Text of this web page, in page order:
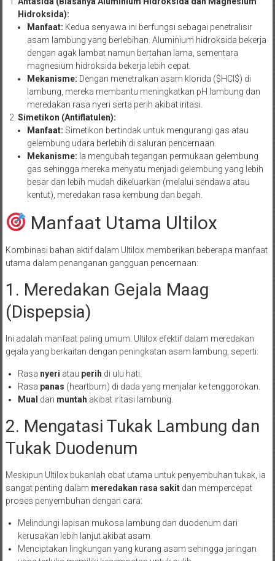
Hidroksida):
Manfaat: Kedua senyawa ini berfungsi sebagai penetralisir
asam lambung yang berlebihan. Aluminium hidroksida bekerja
dengan agak lambat namun bertahan lama, sementara
magnesium hidroksida bekerja lebih cepat.
Mekanisme: Dengan menetralkan asam klorida ($HCl$) di
lambung, mereka membantu meningkatkan pH lambung dan
meredakan rasa nyeri serta perih akibat iritasi.
Simetikon (Antiflatulen):
Manfaat: Simetikon bertindak untuk mengurangi gas atau
gelembung udara berlebih di saluran pencernaan.
Mekanisme: Ia mengubah tegangan permukaan gelembung
gas sehingga mereka menyatu menjadi gelembung yang lebih
besar dan lebih mudah dikeluarkan (melalui sendawa atau
kentut), meredakan rasa kembung dan begah.
Manfaat Utama Ultilox
Kombinasi bahan aktif dalam Ultilox memberikan beberapa manfaat
utama dalam penanganan gangguan pencernaan:
1. Meredakan Gejala Maag
(Dispepsia)
Ini adalah manfaat paling umum. Ultilox efektif dalam meredakan
gejala yang berkaitan dengan peningkatan asam lambung, seperti:
Rasa nyeri atau perih di ulu hati.
Rasa panas (heartburn) di dada yang menjalar ke tenggorokan.
Mual dan muntah akibat iritasi lambung.
2. Mengatasi Tukak Lambung dan
Tukak Duodenum
Meskipun Ultilox bukanlah obat utama untuk penyembuhan tukak, ia
sangat penting dalam meredakan rasa sakitdan mempercepat
proses penyembuhan dengan cara:
Melindungi lapisan mukosa lambung dan duodenum dari
kerusakan lebih lanjut akibat asam.
Menciptakan lingkungan yang kurang asam sehingga jaringan